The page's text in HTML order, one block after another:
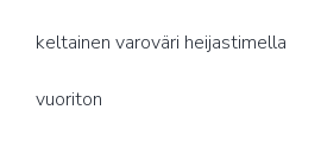
keltainen varoväri heijastimella
vuoriton